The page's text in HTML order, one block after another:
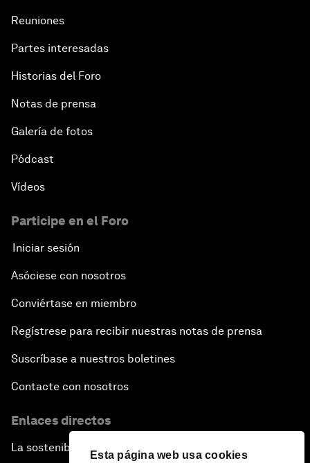
Esta página web usa cookies
Reuniones
Partes interesadas
Historias del Foro
Notas de prensa
Galería de fotos
Pódcast
Vídeos
Participe en el Foro
Iniciar sesión
Asóciese con nosotros
Conviértase en miembro
Regístrese para recibir nuestras notas de prensa
Suscríbase a nuestros boletines
Contacte con nosotros
Enlaces directos
La sostenibilidad en el Foro